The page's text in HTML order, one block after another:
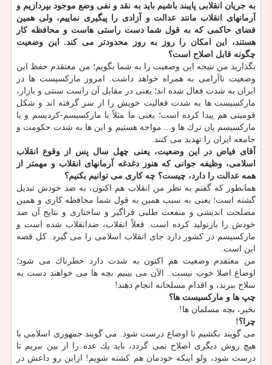
به جریان انقلابی پایبند باشیم باید به نقد و نفی وضع موجود بپردازیم و
آرمانهای انقلاب مانند عدالت و آزادی را پیگیری نماییم، ولی همین
فضای حاكمی كه به قول شما دست راستی هاست و محافظه كار
هستند، این امكان را روز به روز محدودتر می كند. این وضعیت
چگونه قابل اصلاح است؟
بگذارید من نتیجه این وضعیت را به شما بگویم؛ من معتقدم حفظ این
وضعیت ناآرامی به همراه خواهد داشت. امروز ماركسیست ها در
ایران به شدت فعال شده اند؛ یعنی در مقابل آن راست سنتی و بازار،
ماركسیست ها به شدت فعالیت خویش را از سر گرفته اند و شكل
قومیتی هم پیدا كرده است؛ یعنی ما مثلاً با ماركسیسم-كردیسم و یا
ماركسیسم پان ترك ها و... مواجه هستیم و این ها به شدت حكومت و
جامعه ایران را تهدید می كنند.
آقای فیاض در این وضعیت، یعنی چهل سال پس از وقوع انقلاب
اسلامی، وظیفه جوانی كه هنوز دغدغه آرمانهای انقلاب و مهمتر از
همه عدالت را دارد، چیست؟ چه كاری می توانیم بكنیم؟
همانطور كه گفتم به نظر من انقلاب هم اكنون، به ضد خودش تبدیل
گشته است؛ یعنی به سبب همین به قول شما محافظه كاری و همین
مصلحت اندیشی و منفعت طلبی فراگیر و ساختاری و نتایج آن ضد
خودش را بازتولید كرده است. فعلاً انقلاب، ضدانقلاب شده است و
ماركسیسم در كشور دارد جای انقلاب اسلامی را می گیرد. كل قصه
این است.
من معتقدم وضعیت هم اكنون به شدت دارد خطرناك می شود؛
اوضاع اصلا خوب نیست.. الآن می بینیم بچه ها می خواهند دست به
سلاح ببرند، و اقدام مسلحانه انجام دهند!
چپ ها و ماركسیست ها؟
نخیر، بچه مسلمان ها!
چرا؟!
می گویند بكشیم تا اوضاع درست شود. می گویند جمهوری اسلامی با
هیچ روش دیگری اصلاح نمی گردد، باید یك عده را از بین ببریم تا
درست شود، ولو اینكه خودمان هم كشته شویم! ازاین رو داعش در